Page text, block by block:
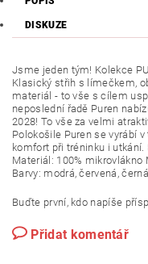
DISKUZE
Jsme jeden tým! Kolekce
Klasický střih s límečkem,
materiál - to vše s cílem
neposlední řadě Puren
2028! To vše za velmi
Polokošile Puren se vyrábí
komfort při tréninku i
Materiál: 100% mikrovlákno
Barvy: modrá, červená, černá
Buďte první, kdo napíše
Přidat komentář